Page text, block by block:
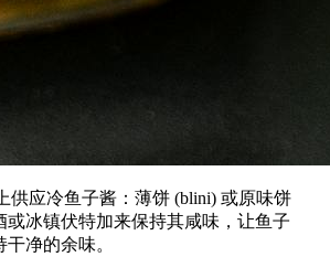
供应冷鱼子酱：薄饼 (blini) 或原味饼
或冰镇伏特加来保持其咸味，让鱼子
净的余味。